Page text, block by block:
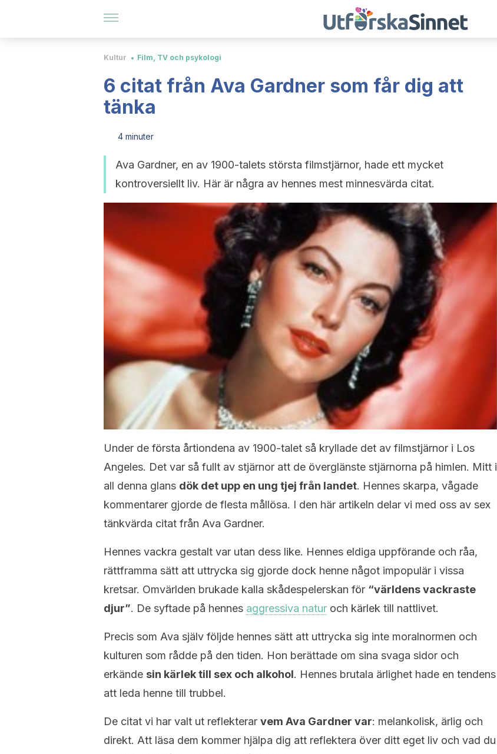
Kultur Film, TV och psykologi
6 citat från Ava Gardner som får dig att
tänka
4 minuter
Ava Gardner, en av 1900-talets största filmstjärnor, hade ett mycket
kontroversiellt liv. Här är några av hennes mest minnesvärda citat.
Under de första årtiondena av 1900-talet så kryllade det av filmstjärnor i Los
Angeles. Det var så fullt av stjärnor att de överglänste stjärnorna på himlen. Mitt i
all denna glans dök det upp en ung tjej från landet. Hennes skarpa, vågade
kommentarer gjorde de flesta mållösa. I den här artikeln delar vi med oss av sex
tänkvärda citat från Ava Gardner.
Hennes vackra gestalt var utan dess like. Hennes eldiga uppförande och råa,
rättframma sätt att uttrycka sig gjorde dock henne något impopulär i vissa
kretsar. Omvärlden brukade kalla skådespelerskan för “världens vackraste
djur”. De syftade på hennes aggressiva natur och kärlek till nattlivet.
Precis som Ava själv följde hennes sätt att uttrycka sig inte moralnormen och
kulturen som rådde på den tiden. Hon berättade om sina svaga sidor och
erkände sin kärlek till sex och alkohol. Hennes brutala ärlighet hade en tendens
att leda henne till trubbel.
De citat vi har valt ut reflekterar vem Ava Gardner var: melankolisk, ärlig och
direkt. Att läsa dem kommer hjälpa dig att reflektera över ditt eget liv och vad du